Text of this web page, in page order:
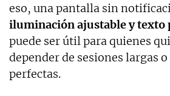
eso, una pantalla sin
iluminación ajustable y texto
puede ser útil para quienes
depender de sesiones largas
perfectas.